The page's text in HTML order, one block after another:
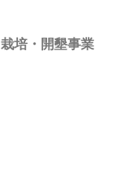
栽培・開墾事業